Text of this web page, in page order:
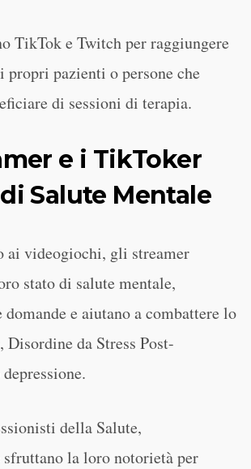
TikTok e Twitch per raggiungere
pazienti o persone che
di sessioni di terapia.
e i TikToker
Salute Mentale
ai videogiochi, gli streamer
stato di salute mentale,
e aiutano a combattere lo
Disordine da Stress Post-
della Salute,
sfruttano la loro notorietà per